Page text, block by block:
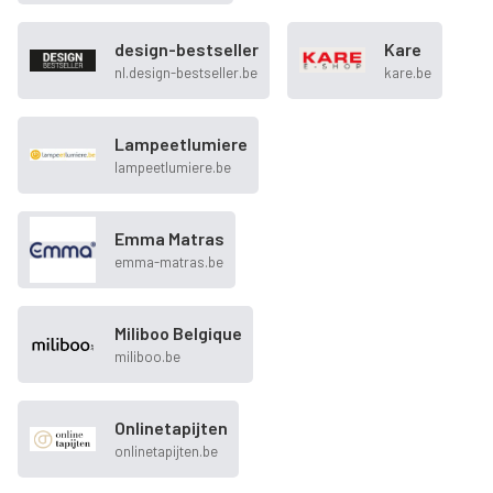
design-bestseller
nl.design-bestseller.be
Kare
kare.be
Lampeetlumiere
lampeetlumiere.be
Emma Matras
emma-matras.be
Miliboo Belgique
miliboo.be
Onlinetapijten
onlinetapijten.be